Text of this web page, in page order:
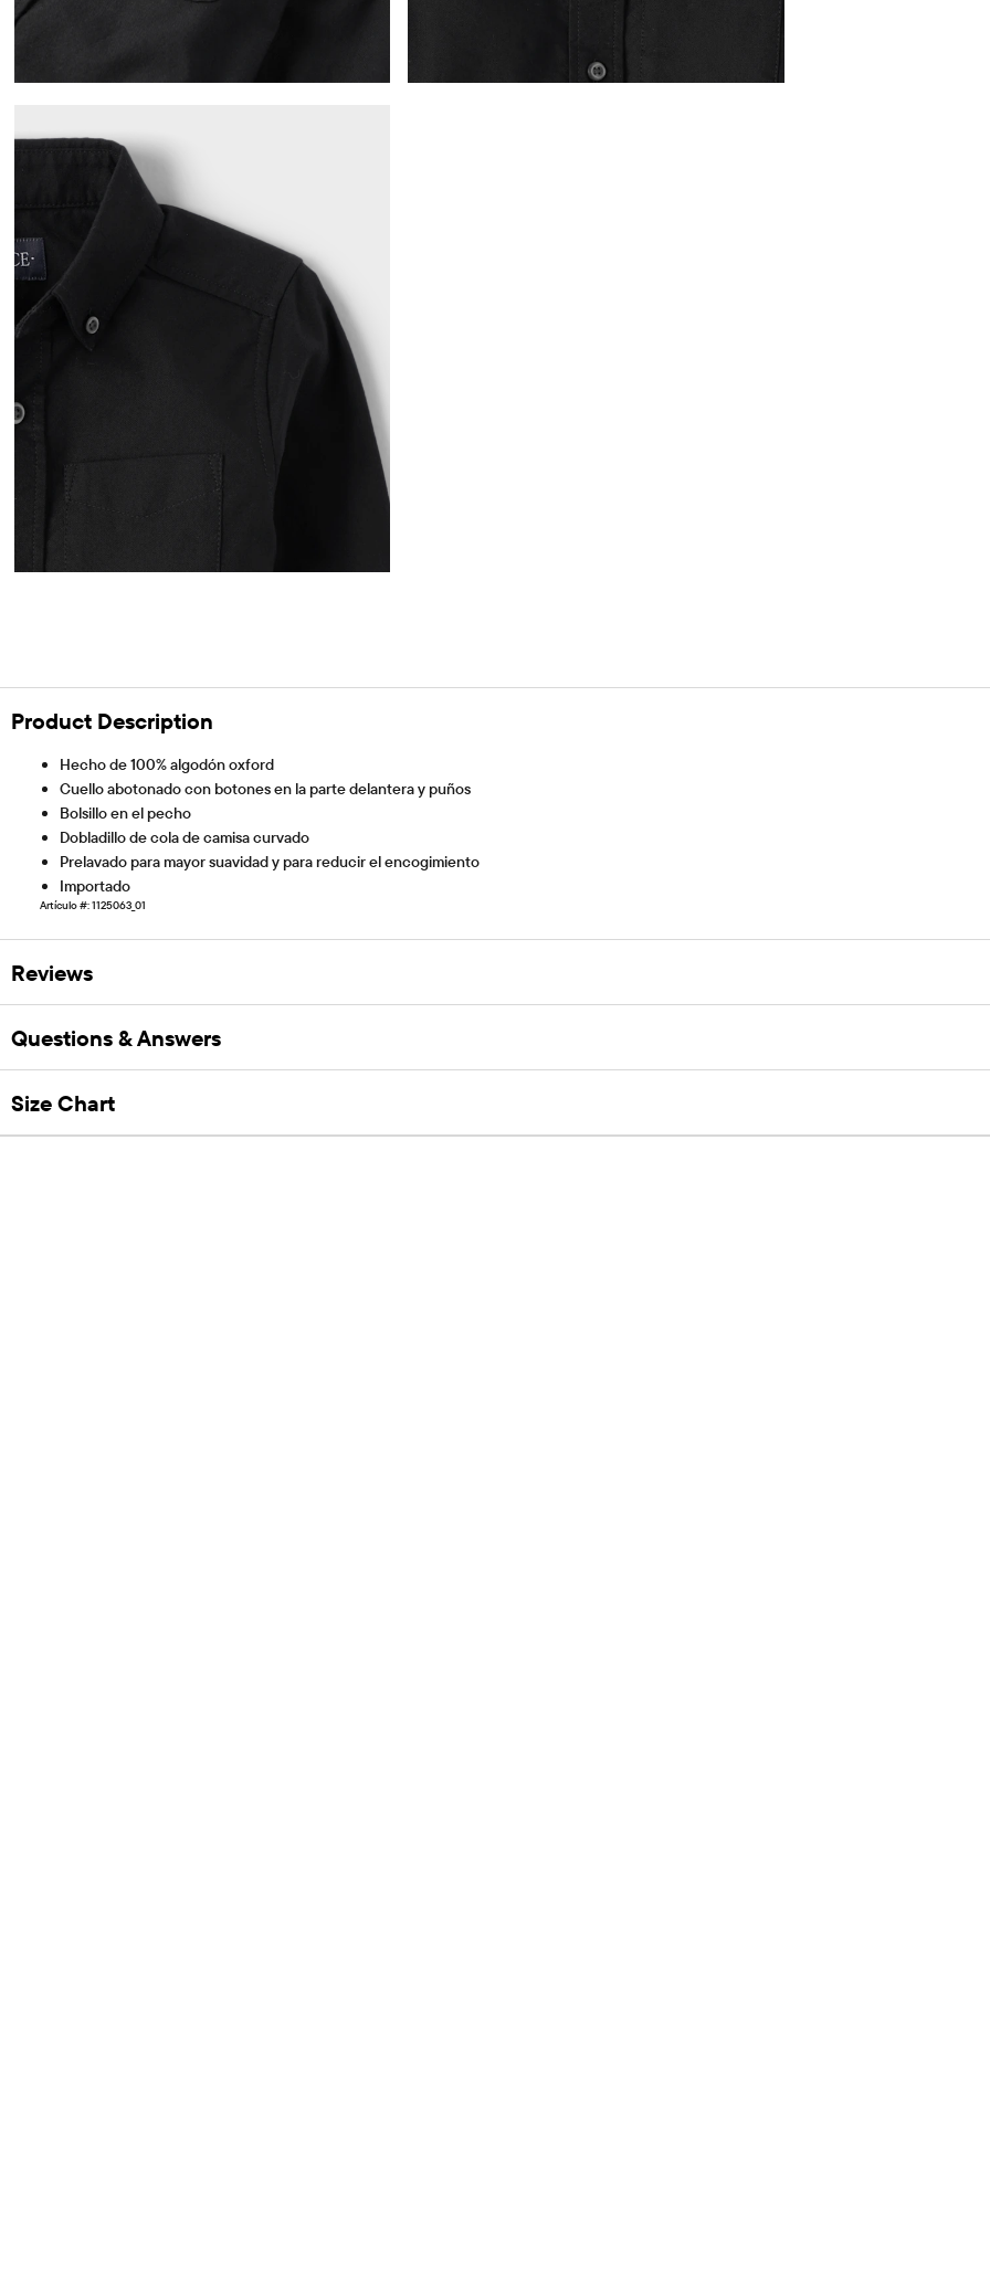
Product Description
Hecho de 100% algodón oxford
Cuello abotonado con botones en la parte delantera y puños
Bolsillo en el pecho
Dobladillo de cola de camisa curvado
Prelavado para mayor suavidad y para reducir el encogimiento
Importado
Artículo #: 1125063_01
Reviews
Questions & Answers
Size Chart